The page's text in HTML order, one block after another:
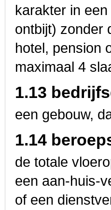
karakter in
ontbijt) zonder
hotel, pension
maximaal 4
1.13
een gebouw,
1.14
de totale
een aan-huis-
of een